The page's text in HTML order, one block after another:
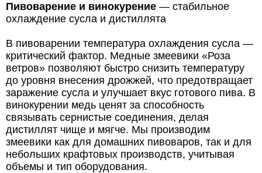
Пивоварение и винокурение — стабильное
охлаждение сусла и дистиллята
В пивоварении температура охлаждения сусла —
критический фактор. Медные змеевики «Роза
ветров» позволяют быстро снизить температуру
до уровня внесения дрожжей, что предотвращает
заражение сусла и улучшает вкус готового пива. В
винокурении медь ценят за способность
связывать сернистые соединения, делая
дистиллят чище и мягче. Мы производим
змеевики как для домашних пивоваров, так и для
небольших крафтовых производств, учитывая
объемы и тип оборудования.